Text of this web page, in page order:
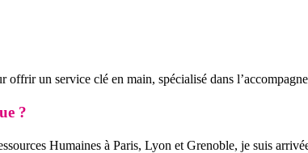
offrir un service clé en main, spécialisé dans
?
Humaines à Paris, Lyon et Grenoble, je suis